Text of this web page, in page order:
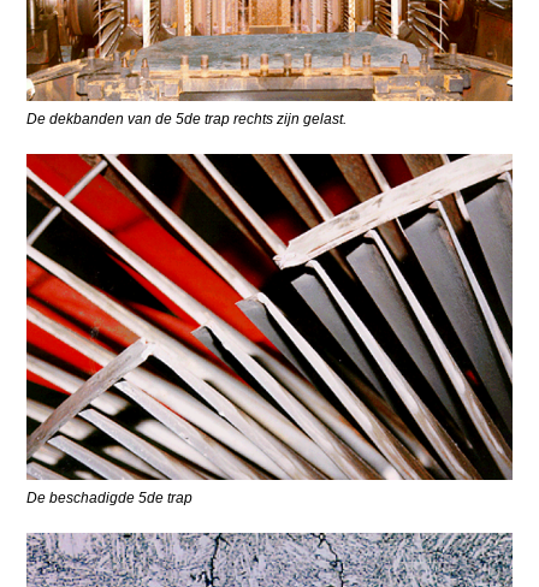
De dekbanden van de 5de trap rechts zijn gelast.
De beschadigde 5de trap